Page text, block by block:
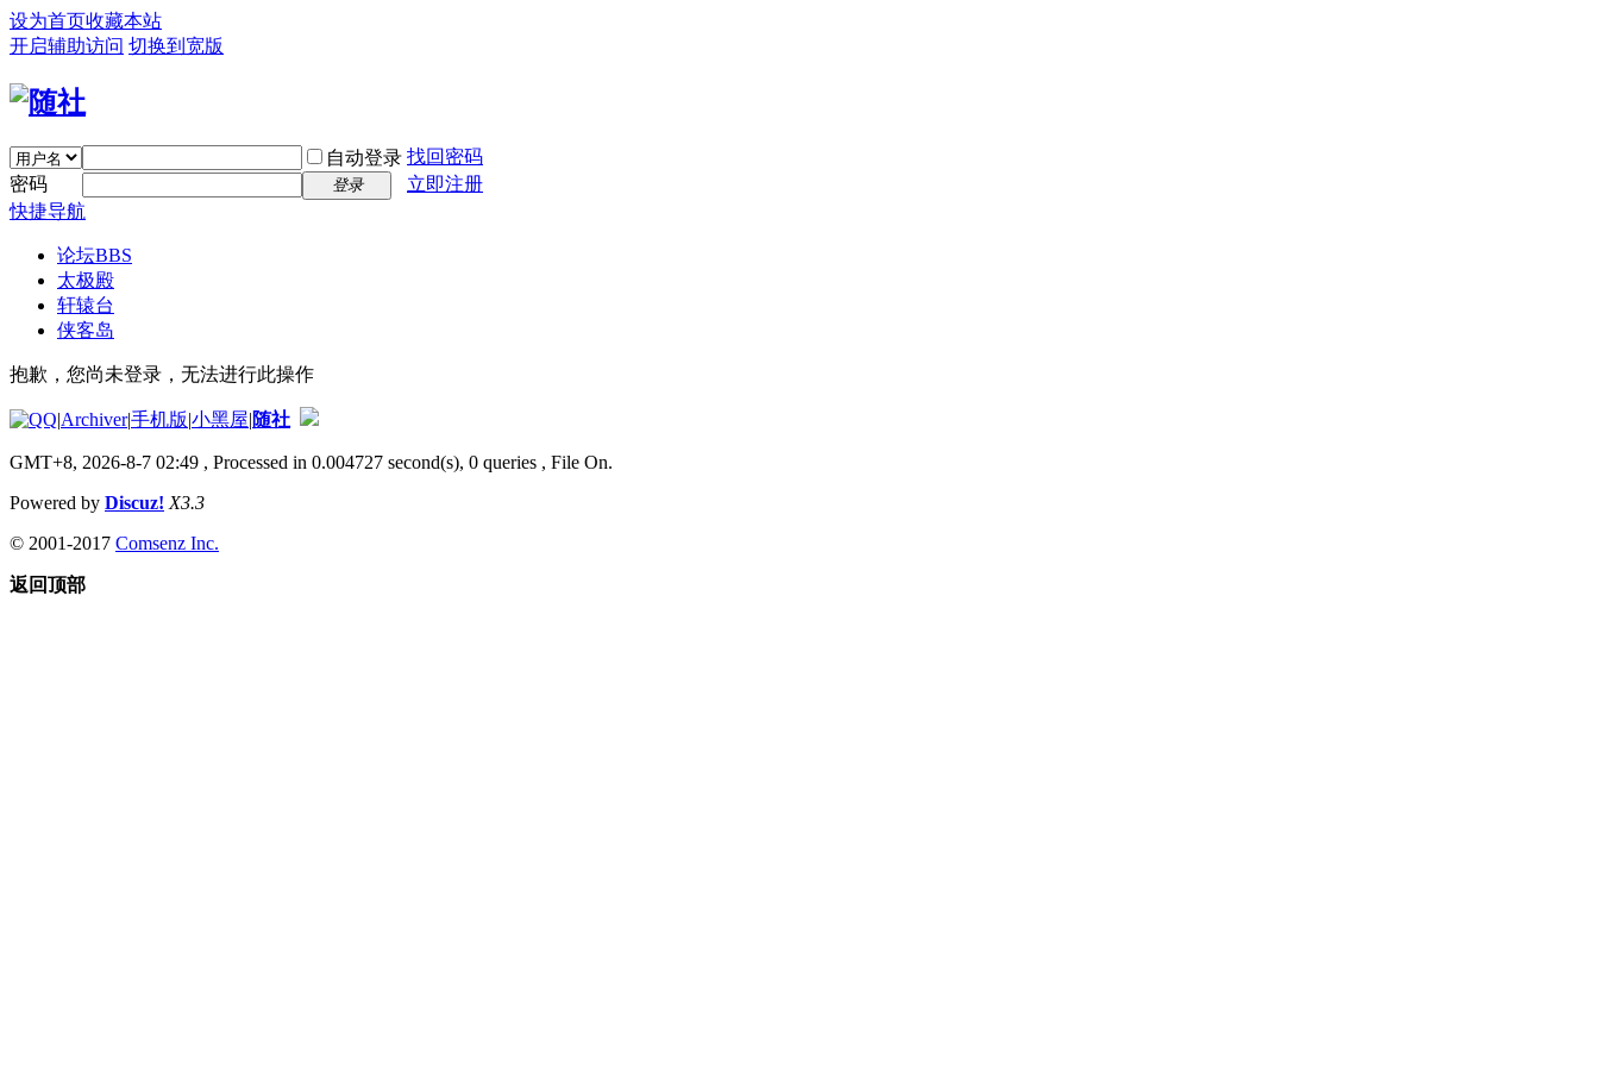
设为首页收藏本站
开启辅助访问 切换到宽版
自动登录 找回密码
密码
登录
立即注册
快捷导航
论坛BBS
太极殿
轩辕台
侠客岛
抱歉，您尚未登录，无法进行此操作
|Archiver|手机版|小黑屋|随社
GMT+8, 2026-8-7 02:49 , Processed in 0.004727 second(s), 0 queries , File On.
Powered by Discuz! X3.3
© 2001-2017 Comsenz Inc.
返回顶部